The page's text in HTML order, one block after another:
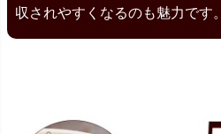
収されやすくなるのも魅力です。